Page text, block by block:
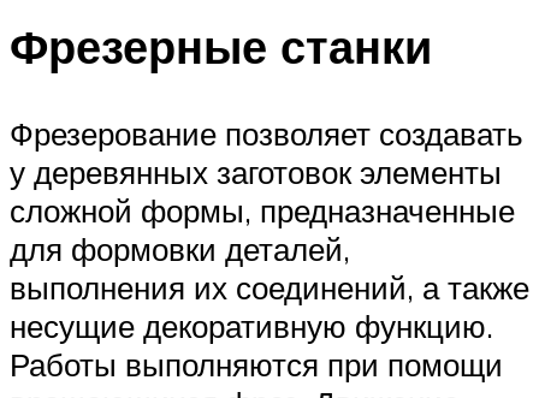
Фрезерные станки
Фрезерование позволяет создавать
у деревянных заготовок элементы
сложной формы, предназначенные
для формовки деталей,
выполнения их соединений, а также
несущие декоративную функцию.
Работы выполняются при помощи